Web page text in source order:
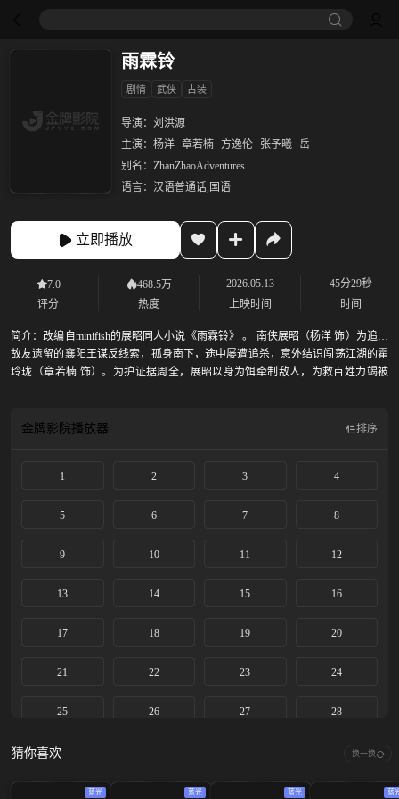
雨霖铃
剧情 武侠 古装
导演： 刘洪源
主演： 杨洋 章若楠 方逸伦 张予曦 岳
别名： ZhanZhaoAdventures
语言： 汉语普通话,国语
立即播放
7.0
评分
468.5万
热度
2026.05.13
上映时间
45分29秒
时间
简介：改编自minifish的展昭同人小说《雨霖铃》 。 南侠展昭（杨洋 饰）为追查
故友遗留的襄阳王谋反线索，孤身南下，途中屡遭追杀，意外结识闯荡江湖的霍
玲珑（章若楠 饰）。为护证据周全，展昭以身为饵牵制敌人，为救百姓力竭被
谋布局，还江湖正气与百姓安宁。
金牌影院播放器 排序
1 2 3 4
5 6 7 8
9 10 11 12
13 14 15 16
17 18 19 20
21 22 23 24
25 26 27 28
29
猜你喜欢 换一换
蓝光 蓝光 蓝光 蓝